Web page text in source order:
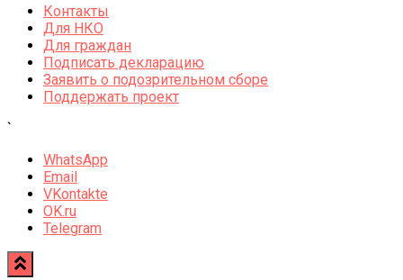
Контакты
Для НКО
Для граждан
Подписать декларацию
Заявить о подозрительном сборе
Поддержать проект
`
WhatsApp
Email
VKontakte
OK.ru
Telegram